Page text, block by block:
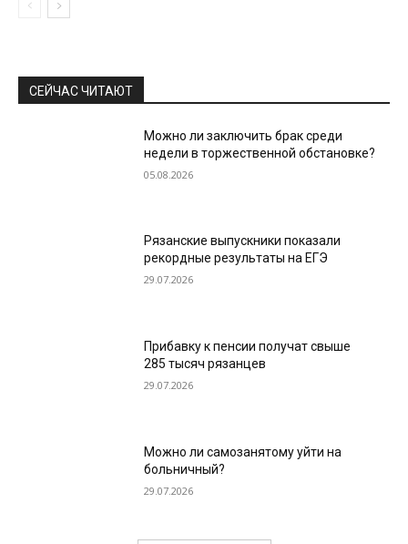
СЕЙЧАС ЧИТАЮТ
Можно ли заключить брак среди
недели в торжественной обстановке?
05.08.2026
Рязанские выпускники показали
рекордные результаты на ЕГЭ
29.07.2026
Прибавку к пенсии получат свыше
285 тысяч рязанцев
29.07.2026
Можно ли самозанятому уйти на
больничный?
29.07.2026